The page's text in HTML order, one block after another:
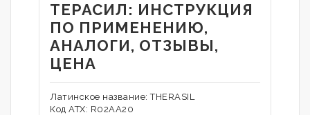
ТЕРАСИЛ: ИНСТРУКЦИЯ
ПО ПРИМЕНЕНИЮ,
АНАЛОГИ, ОТЗЫВЫ,
ЦЕНА
Латинское название: THERASIL
Код АТХ: R02AA20